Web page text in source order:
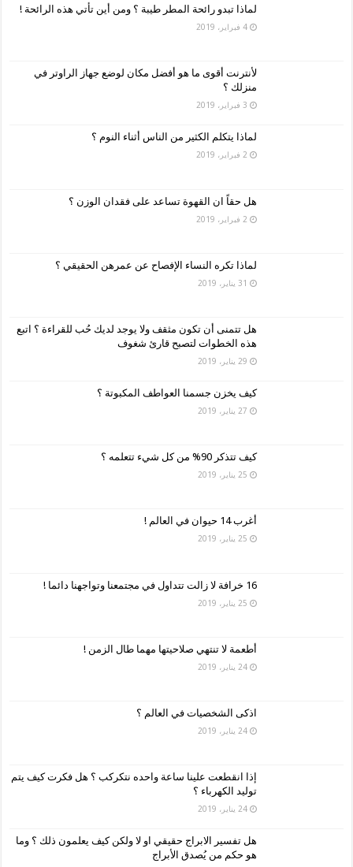
لماذا تبدو رائحة المطر طيبة ؟ ومن أين تأتي هذه الرائحة !
4 فبراير، 2019
لأنترنت أقوى ما هو أفضل مكان لوضع جهاز الراوتر في
منزلك ؟
3 فبراير، 2019
لماذا يتكلم الكثير من الناس أثناء النوم ؟
2 فبراير، 2019
هل حقاً ان القهوة تساعد على فقدان الوزن ؟
2 فبراير، 2019
لماذا تكره النساء الإفصاح عن عمرهن الحقيقي ؟
31 يناير، 2019
هل تتمنى أن تكون مثقف ولا يوجد لديك حُب للقراءة ؟ اتبع
هذه الخطوات لتصبح قارئ شغوف
29 يناير، 2019
كيف يخزن جسمنا العواطف المكبوتة ؟
27 يناير، 2019
كيف تتذكر 90% من كل شيء تتعلمه ؟
25 يناير، 2019
أغرب 14 حيوان في العالم !
25 يناير، 2019
16 خرافة لا زالت تتداول في مجتمعنا وتواجهنا دائما !
25 يناير، 2019
أطعمة لا تنتهي صلاحيتها مهما طال الزمن !
24 يناير، 2019
اذكى الشخصيات في العالم ؟
24 يناير، 2019
إذا انقطعت علينا ساعة واحده نتكركب ؟ هل فكرت كيف يتم
توليد الكهرباء ؟
24 يناير، 2019
هل تفسير الابراج حقيقي او لا ولكن كيف يعلمون ذلك ؟ وما
هو حكم من يُصدق الأبراج